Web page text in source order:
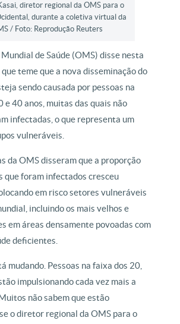
diretor regional da OMS para o
durante a coletiva virtual da
/ Foto: Reprodução Reuters
de Saúde (OMS) disse nesta
teme que a nova disseminação do
sendo causada por pessoas na
e 40 anos, muitas das quais não
infectadas, o que representa um
vulneráveis.
da OMS disseram que a proporção
que foram infectados cresceu
em risco setores vulneráveis
incluindo os mais velhos e
em áreas densamente povoadas com
deficientes.
mudando. Pessoas na faixa dos 20,
impulsionando cada vez mais a
não sabem que estão
o diretor regional da OMS para o